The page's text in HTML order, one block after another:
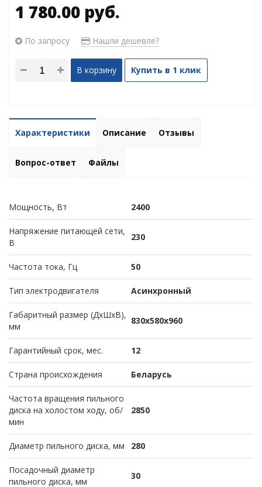
1 780.00 руб.
По запросу Нашли дешевле?
В корзину Купить в 1 клик
Характеристики Описание Отзывы
Вопрос-ответ Файлы
Мощность, Вт 2400
Напряжение питающей сети,
В
230
Частота тока, Гц 50
Тип электродвигателя Асинхронный
Габаритный размер (ДхШхВ),
мм
830х580х960
Гарантийный срок, мес. 12
Страна происхождения Беларусь
Частота вращения пильного
диска на холостом ходу, об/
мин
2850
Диаметр пильного диска, мм 280
Посадочный диаметр
пильного диска, мм
30